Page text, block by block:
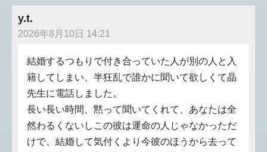
y.t.
2026年8月10日 14:21
結婚するつもりで付き合っていた人が別の人と入
籍してしまい、半狂乱で誰かに聞いて欲しくて晶
先生に電話しました。
長い長い時間、黙って聞いてくれて、あなたは全
然わるくないしこの彼は運命の人じゃなかっただ
けで、結婚して気付くより今彼のほうから去って